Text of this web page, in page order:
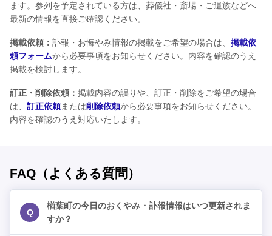
ます。参列を予定されている方は、葬儀社・斎場・ご遺族などへ
最新の情報を直接ご確認ください。
掲載依頼： 訃報・お悔やみ情報の掲載をご希望の場合は、 掲載依
頼フォームから必要事項をお知らせください。内容を確認のうえ
掲載を検討します。
訂正・削除依頼： 掲載内容の誤りや、訂正・削除をご希望の場合
は、 訂正依頼または削除依頼から必要事項をお知らせください。
内容を確認のうえ対応いたします。
FAQ（よくある質問）
Q
楢葉町の今日のおくやみ・訃報情報はいつ更新されま
すか？